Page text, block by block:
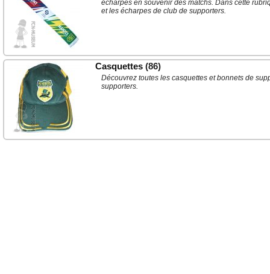
écharpes en souvenir des matchs. Dans cette
et les écharpes de club de supporters.
Casquettes (86)
Découvrez toutes les casquettes et bonnets de
supporters.